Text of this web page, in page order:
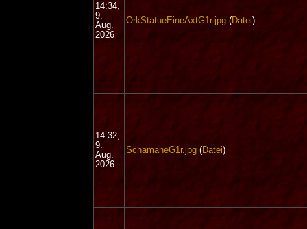
14:34,
9.
Aug.
2026
OrkStatueEineAxtG1r.jpg(Datei)
14:32,
9.
Aug.
2026
SchamaneG1r.jpg(Datei)